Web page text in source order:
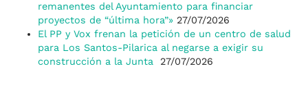
remanentes del Ayuntamiento para financiar
proyectos de “última hora”» 27/07/2026
El PP y Vox frenan la petición de un centro de salud
para Los Santos-Pilarica al negarse a exigir su
construcción a la Junta
27/07/2026